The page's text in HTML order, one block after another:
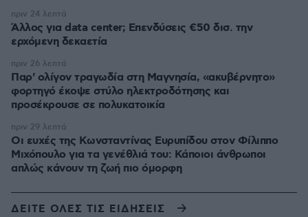
Άλλος για data center; Επενδύσεις €50 δισ. την
ερχόμενη δεκαετία
πριν 24 λεπτά
Παρ' ολίγον τραγωδία στη Μαγνησία, «ακυβέρνητο»
φορτηγό έκοψε στύλο ηλεκτροδότησης και
προσέκρουσε σε πολυκατοικία
πριν 26 λεπτά
Οι ευχές της Κωνσταντίνας Ευρυπίδου στον Φίλιππο
Μιχόπουλο για τα γενέθλιά του: Κάποιοι άνθρωποι
απλώς κάνουν τη ζωή πιο όμορφη
πριν 29 λεπτά
ΔΕΙΤΕ ΟΛΕΣ ΤΙΣ ΕΙΔΗΣΕΙΣ